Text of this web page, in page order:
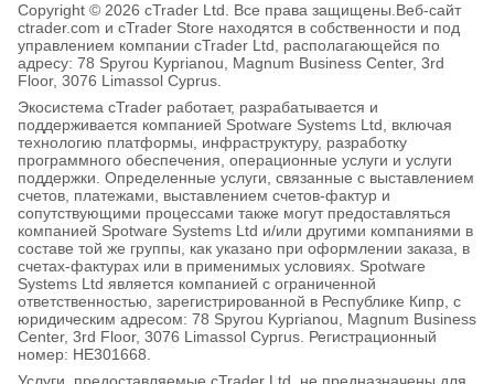
Copyright © 2026 cTrader Ltd. Все права защищены. Веб-сайт
ctrader.com и cTrader Store находятся в собственности и под
управлением компании cTrader Ltd, располагающейся по
адресу: 78 Spyrou Kyprianou, Magnum Business Center, 3rd
Floor, 3076 Limassol Cyprus.
Экосистема cTrader работает, разрабатывается и
поддерживается компанией Spotware Systems Ltd, включая
технологию платформы, инфраструктуру, разработку
программного обеспечения, операционные услуги и услуги
поддержки. Определенные услуги, связанные с выставлением
счетов, платежами, выставлением счетов-фактур и
сопутствующими процессами также могут предоставляться
компанией Spotware Systems Ltd и/или другими компаниями в
составе той же группы, как указано при оформлении заказа, в
счетах-фактурах или в применимых условиях. Spotware
Systems Ltd является компанией с ограниченной
ответственностью, зарегистрированной в Республике Кипр, с
юридическим адресом: 78 Spyrou Kyprianou, Magnum Business
Center, 3rd Floor, 3076 Limassol Cyprus. Регистрационный
номер: HE301668.